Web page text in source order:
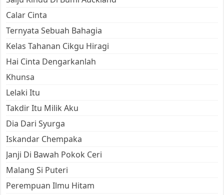
Calar Cinta
Ternyata Sebuah Bahagia
Kelas Tahanan Cikgu Hiragi
Hai Cinta Dengarkanlah
Khunsa
Lelaki Itu
Takdir Itu Milik Aku
Dia Dari Syurga
Iskandar Chempaka
Janji Di Bawah Pokok Ceri
Malang Si Puteri
Perempuan Ilmu Hitam